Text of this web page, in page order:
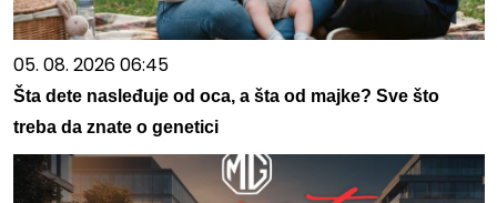
05. 08. 2026 06:45
Šta dete nasleđuje od oca, a šta od majke? Sve što
treba da znate o genetici